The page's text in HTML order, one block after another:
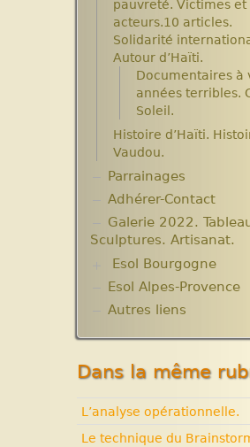
pauvreté. Victimes et
acteurs.10 articles.
Solidarité
Autour d’Haïti.
Documentaires à
années terribles.
Soleil.
Histoire d’Haïti.
Vaudou.
Parrainages
Adhérer-Contact
Galerie 2022.
Sculptures. Artisanat.
Esol Bourgogne
ACTUALITES
Archives
Esol Alpes-Provence
Autres liens
Dans la même
L’analyse opérationnelle.
Le technique du